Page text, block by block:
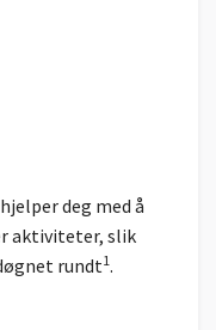
deg med å
aktiviteter, slik
rundt1.